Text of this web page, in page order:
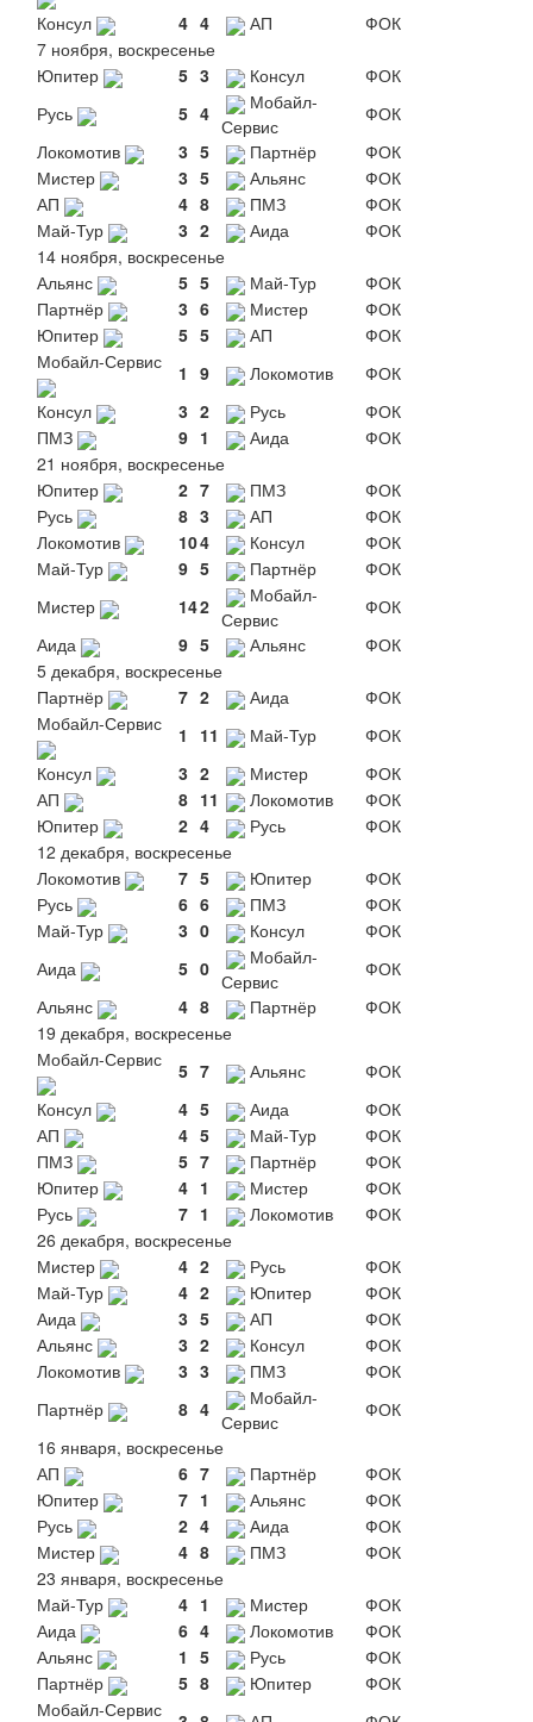
Консул
4 4 АП
ФОК
7 ноября, воскресенье
Юпитер
5 3 Консул
ФОК
Русь
5 4
Мобайл-
Сервис
ФОК
Локомотив
3 5 Партнёр
ФОК
Мистер
3 5 Альянс
ФОК
АП
4 8 ПМЗ
ФОК
Май-Тур
3 2 Аида
ФОК
14 ноября, воскресенье
Альянс
5 5 Май-Тур
ФОК
Партнёр
3 6 Мистер
ФОК
Юпитер
5 5 АП
ФОК
Мобайл-Сервис
1 9 Локомотив
ФОК
Консул
3 2 Русь
ФОК
ПМЗ
9 1 Аида
ФОК
21 ноября, воскресенье
Юпитер
2 7 ПМЗ
ФОК
Русь
8 3 АП
ФОК
Локомотив
104 Консул
ФОК
Май-Тур
9 5 Партнёр
ФОК
Мистер
142
Мобайл-
Сервис
ФОК
Аида
9 5 Альянс
ФОК
5 декабря, воскресенье
Партнёр
7 2 Аида
ФОК
Мобайл-Сервис
1 11 Май-Тур
ФОК
Консул
3 2 Мистер
ФОК
АП
8 11 Локомотив
ФОК
Юпитер
2 4 Русь
ФОК
12 декабря, воскресенье
Локомотив
7 5 Юпитер
ФОК
Русь
6 6 ПМЗ
ФОК
Май-Тур
3 0 Консул
ФОК
Аида
5 0
Мобайл-
Сервис
ФОК
Альянс
4 8 Партнёр
ФОК
19 декабря, воскресенье
Мобайл-Сервис
5 7 Альянс
ФОК
Консул
4 5 Аида
ФОК
АП
4 5 Май-Тур
ФОК
ПМЗ
5 7 Партнёр
ФОК
Юпитер
4 1 Мистер
ФОК
Русь
7 1 Локомотив
ФОК
26 декабря, воскресенье
Мистер
4 2 Русь
ФОК
Май-Тур
4 2 Юпитер
ФОК
Аида
3 5 АП
ФОК
Альянс
3 2 Консул
ФОК
Локомотив
3 3 ПМЗ
ФОК
Партнёр
8 4
Мобайл-
Сервис
ФОК
16 января, воскресенье
АП
6 7 Партнёр
ФОК
Юпитер
7 1 Альянс
ФОК
Русь
2 4 Аида
ФОК
Мистер
4 8 ПМЗ
ФОК
23 января, воскресенье
Май-Тур
4 1 Мистер
ФОК
Аида
6 4 Локомотив
ФОК
Альянс
1 5 Русь
ФОК
Партнёр
5 8 Юпитер
ФОК
Мобайл-Сервис